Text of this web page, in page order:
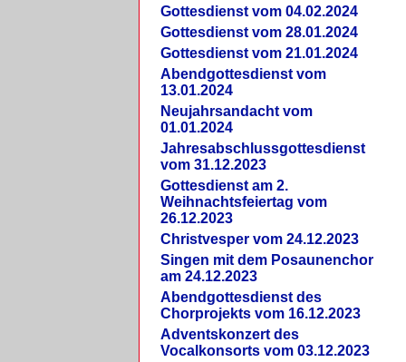
Gottesdienst vom 04.02.2024
Gottesdienst vom 28.01.2024
Gottesdienst vom 21.01.2024
Abendgottesdienst vom
13.01.2024
Neujahrsandacht vom
01.01.2024
Jahresabschlussgottesdienst
vom 31.12.2023
Gottesdienst am 2.
Weihnachtsfeiertag vom
26.12.2023
Christvesper vom 24.12.2023
Singen mit dem Posaunenchor
am 24.12.2023
Abendgottesdienst des
Chorprojekts vom 16.12.2023
Adventskonzert des
Vocalkonsorts vom 03.12.2023